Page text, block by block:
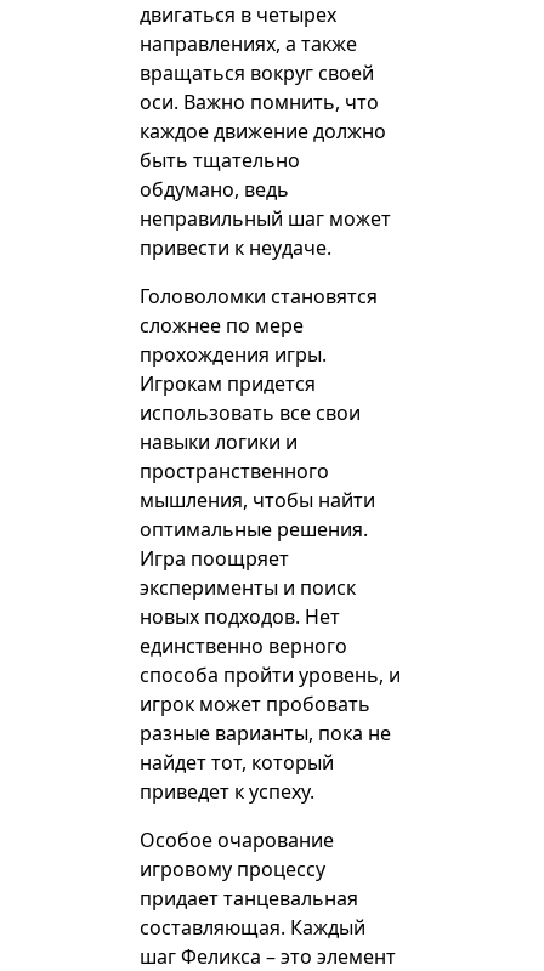
двигаться в четырех
направлениях, а также
вращаться вокруг своей
оси. Важно помнить, что
каждое движение должно
быть тщательно
обдумано, ведь
неправильный шаг может
привести к неудаче.
Головоломки становятся
сложнее по мере
прохождения игры.
Игрокам придется
использовать все свои
навыки логики и
пространственного
мышления, чтобы найти
оптимальные решения.
Игра поощряет
эксперименты и поиск
новых подходов. Нет
единственно верного
способа пройти уровень, и
игрок может пробовать
разные варианты, пока не
найдет тот, который
приведет к успеху.
Особое очарование
игровому процессу
придает танцевальная
составляющая. Каждый
шаг Феликса – это элемент